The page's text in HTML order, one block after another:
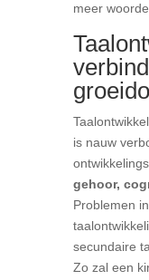
meer
is nauw
gehoor,
Problemen
secundaire
Zo zal een